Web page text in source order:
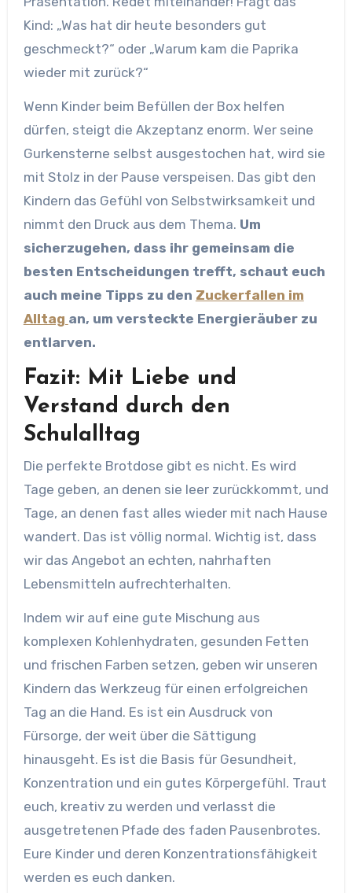
Kind: „Was hat dir heute besonders gut
geschmeckt?“ oder „Warum kam die Paprika
wieder mit zurück?“
Wenn Kinder beim Befüllen der Box helfen
dürfen, steigt die Akzeptanz enorm. Wer seine
Gurkensterne selbst ausgestochen hat, wird sie
mit Stolz in der Pause verspeisen. Das gibt den
Kindern das Gefühl von Selbstwirksamkeit und
nimmt den Druck aus dem Thema. Um
sicherzugehen, dass ihr gemeinsam die
besten Entscheidungen trefft, schaut euch
auch meine Tipps zu den Zuckerfallen im
Alltag an, um versteckte Energieräuber zu
entlarven.
Fazit: Mit Liebe und
Verstand durch den
Schulalltag
Die perfekte Brotdose gibt es nicht. Es wird
Tage geben, an denen sie leer zurückkommt, und
Tage, an denen fast alles wieder mit nach Hause
wandert. Das ist völlig normal. Wichtig ist, dass
wir das Angebot an echten, nahrhaften
Lebensmitteln aufrechterhalten.
Indem wir auf eine gute Mischung aus
komplexen Kohlenhydraten, gesunden Fetten
und frischen Farben setzen, geben wir unseren
Kindern das Werkzeug für einen erfolgreichen
Tag an die Hand. Es ist ein Ausdruck von
Fürsorge, der weit über die Sättigung
hinausgeht. Es ist die Basis für Gesundheit,
Konzentration und ein gutes Körpergefühl. Traut
euch, kreativ zu werden und verlasst die
ausgetretenen Pfade des faden Pausenbrotes.
Eure Kinder und deren Konzentrationsfähigkeit
werden es euch danken.